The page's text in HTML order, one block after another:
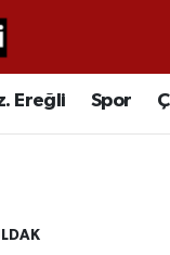
Ereğli Spor
Durumu